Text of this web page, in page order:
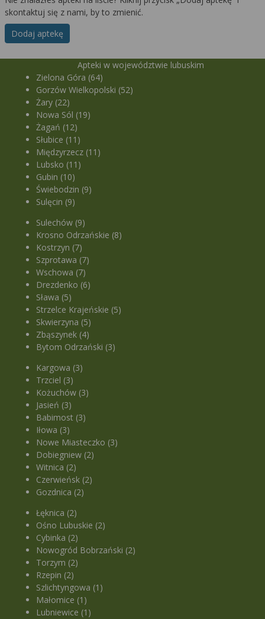
skontaktuj się z nami, by to zmienić.
Dodaj aptekę
Apteki w województwie lubuskim
Zielona Góra (64)
Gorzów Wielkopolski (52)
Żary (22)
Nowa Sól (19)
Żagań (12)
Słubice (11)
Międzyrzecz (11)
Lubsko (11)
Gubin (10)
Świebodzin (9)
Sulęcin (9)
Sulechów (9)
Krosno Odrzańskie (8)
Kostrzyn (7)
Szprotawa (7)
Wschowa (7)
Drezdenko (6)
Sława (5)
Strzelce Krajeńskie (5)
Skwierzyna (5)
Zbąszynek (4)
Bytom Odrzański (3)
Kargowa (3)
Trzciel (3)
Kożuchów (3)
Jasień (3)
Babimost (3)
Iłowa (3)
Nowe Miasteczko (3)
Dobiegniew (2)
Witnica (2)
Czerwieńsk (2)
Gozdnica (2)
Łęknica (2)
Ośno Lubuskie (2)
Cybinka (2)
Nowogród Bobrzański (2)
Torzym (2)
Rzepin (2)
Szlichtyngowa (1)
Małomice (1)
Lubniewice (1)